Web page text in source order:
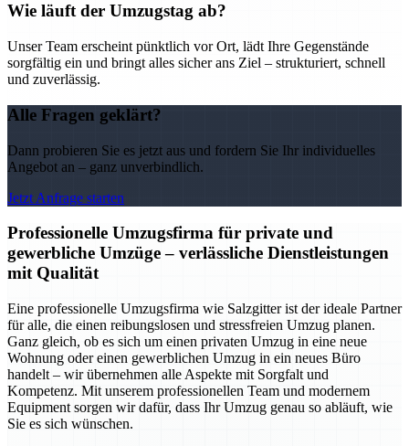
Wie läuft der Umzugstag ab?
Unser Team erscheint pünktlich vor Ort, lädt Ihre Gegenstände
sorgfältig ein und bringt alles sicher ans Ziel – strukturiert, schnell
und zuverlässig.
Alle Fragen geklärt?
Dann probieren Sie es jetzt aus und fordern Sie Ihr individuelles
Angebot an – ganz unverbindlich.
Jetzt Anfrage starten
Professionelle Umzugsfirma für private und
gewerbliche Umzüge – verlässliche Dienstleistungen
mit Qualität
Eine professionelle Umzugsfirma wie Salzgitter ist der ideale Partner
für alle, die einen reibungslosen und stressfreien Umzug planen.
Ganz gleich, ob es sich um einen privaten Umzug in eine neue
Wohnung oder einen gewerblichen Umzug in ein neues Büro
handelt – wir übernehmen alle Aspekte mit Sorgfalt und
Kompetenz. Mit unserem professionellen Team und modernem
Equipment sorgen wir dafür, dass Ihr Umzug genau so abläuft, wie
Sie es sich wünschen.